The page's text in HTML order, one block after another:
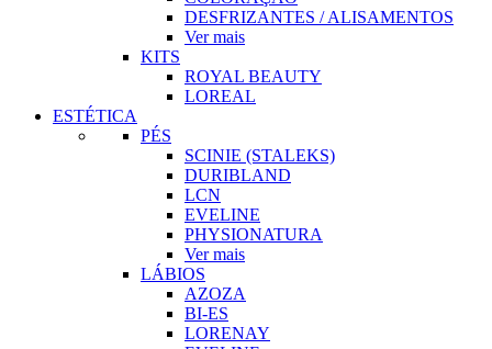
DESFRIZANTES / ALISAMENTOS
Ver mais
KITS
ROYAL BEAUTY
LOREAL
ESTÉTICA
PÉS
SCINIE (STALEKS)
DURIBLAND
LCN
EVELINE
PHYSIONATURA
Ver mais
LÁBIOS
AZOZA
BI-ES
LORENAY